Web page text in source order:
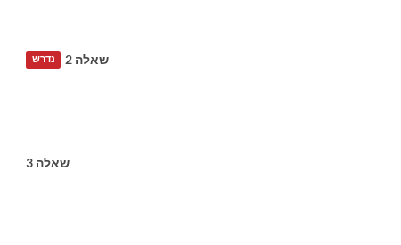
שאלה 2 נדרש
שאלה 3